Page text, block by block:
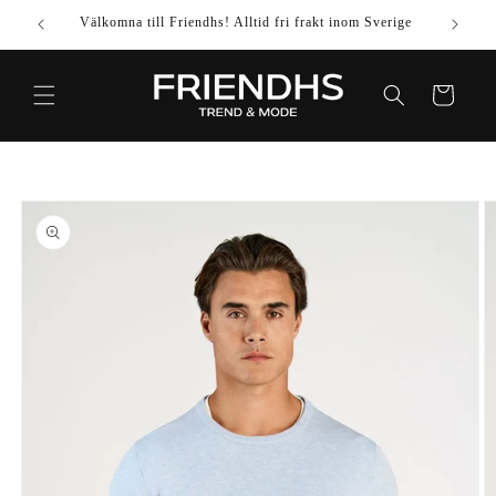
VIDARE
TILL
INNEHÅLL
Välkomna till Friendhs! Alltid fri frakt inom Sverige Använd
Varukorg
TILL